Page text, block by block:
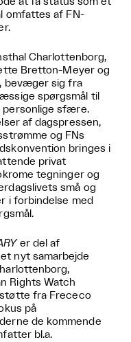
omfattes af FN-
Charlottenborg,
Bretton-Meyer og
bevæger sig fra
spørgsmål til
sfære.
af dagspressen,
og FNs
bringes i
privat
tegninger og
små og
i forbindelse med
er del af
et nyt samarbejde
Rights Watch
fra Frececo
på
de kommende
bl.a.